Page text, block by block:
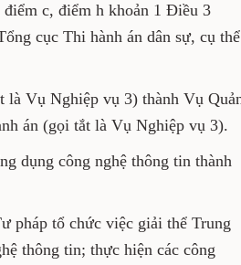
đổi điểm c, điểm h khoản 1
chức của Tổng cục Thi
(gọi tắt là Vụ Nghiệp vụ 3)
kê và dữ liệu thi hành
và Ứng dụng công nghệ
dân sự.